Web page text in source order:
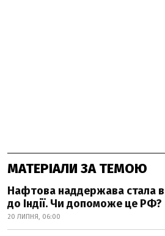
МАТЕРІАЛИ ЗА ТЕМОЮ
Нафтова наддержава стала в
до Індії. Чи допоможе це РФ?
20 ЛИПНЯ, 06:00